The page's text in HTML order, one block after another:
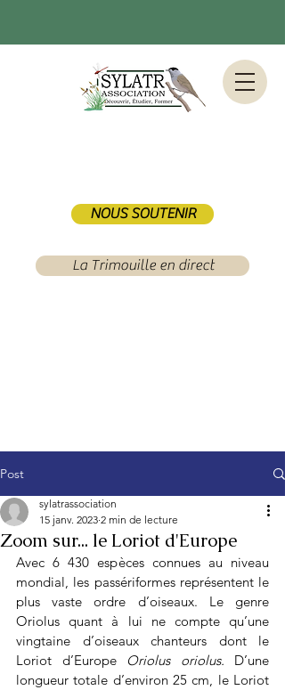
NOUS SOUTENIR
La Trimouille en direct
Post
Zoom sur... le Loriot d'Europe
sylatrassociation
15 janv. 2023 2 min de lecture
Avec 6 430 espèces connues au niveau
mondial, les passériformes représentent le
plus vaste ordre d’oiseaux. Le genre
Oriolus quant à lui ne compte qu’une
vingtaine d’oiseaux chanteurs dont le
Loriot d’Europe
Oriolus oriolus. D’une
longueur totale d’environ 25 cm, le Loriot